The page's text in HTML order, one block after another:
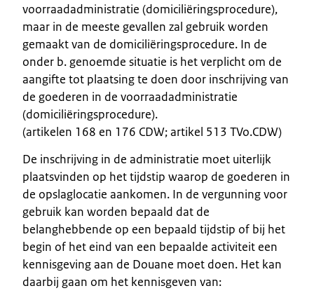
voorraadadministratie (domiciliëringsprocedure),
maar in de meeste gevallen zal gebruik worden
gemaakt van de domiciliëringsprocedure. In de
onder b. genoemde situatie is het verplicht om de
aangifte tot plaatsing te doen door inschrijving van
de goederen in de voorraadadministratie
(domiciliëringsprocedure).
(artikelen 168 en 176 CDW; artikel 513 TVo.CDW)
De inschrijving in de administratie moet uiterlijk
plaatsvinden op het tijdstip waarop de goederen in
de opslaglocatie aankomen. In de vergunning voor
gebruik kan worden bepaald dat de
belanghebbende op een bepaald tijdstip of bij het
begin of het eind van een bepaalde activiteit een
kennisgeving aan de Douane moet doen. Het kan
daarbij gaan om het kennisgeven van: